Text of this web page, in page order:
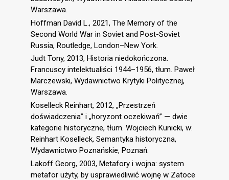
Warszawa.
Hoffman David L., 2021, The Memory of the
Second World War in Soviet and Post-Soviet
Russia, Routledge, London–New York.
Judt Tony, 2013, Historia niedokończona.
Francuscy intelektualiści 1944–1956, tłum. Paweł
Marczewski, Wydawnictwo Krytyki Politycznej,
Warszawa.
Koselleck Reinhart, 2012, „Przestrzeń
doświadczenia” i „horyzont oczekiwań” — dwie
kategorie historyczne, tłum. Wojciech Kunicki, w:
Reinhart Koselleck, Semantyka historyczna,
Wydawnictwo Poznańskie, Poznań.
Lakoff Georg, 2003, Metafory i wojna: system
metafor użyty, by usprawiedliwić wojnę w Zatoce